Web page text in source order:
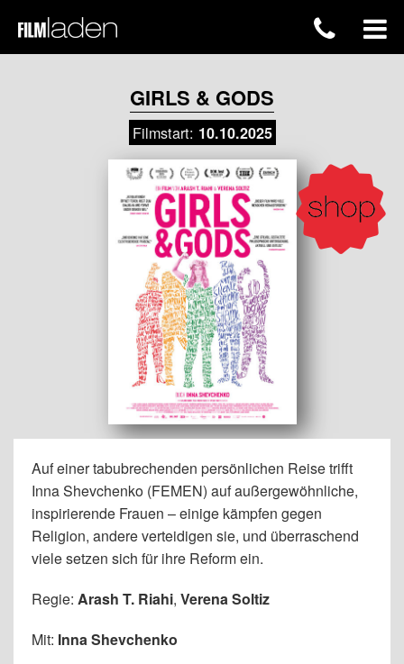
GIRLS & GODS
Filmstart: 10.10.2025
Auf einer tabubrechenden persönlichen Reise trifft
Inna Shevchenko (FEMEN) auf außergewöhnliche,
inspirierende Frauen – einige kämpfen gegen
Religion, andere verteidigen sie, und überraschend
viele setzen sich für ihre Reform ein.
Regie: Arash T. Riahi, Verena Soltiz
Mit: Inna Shevchenko